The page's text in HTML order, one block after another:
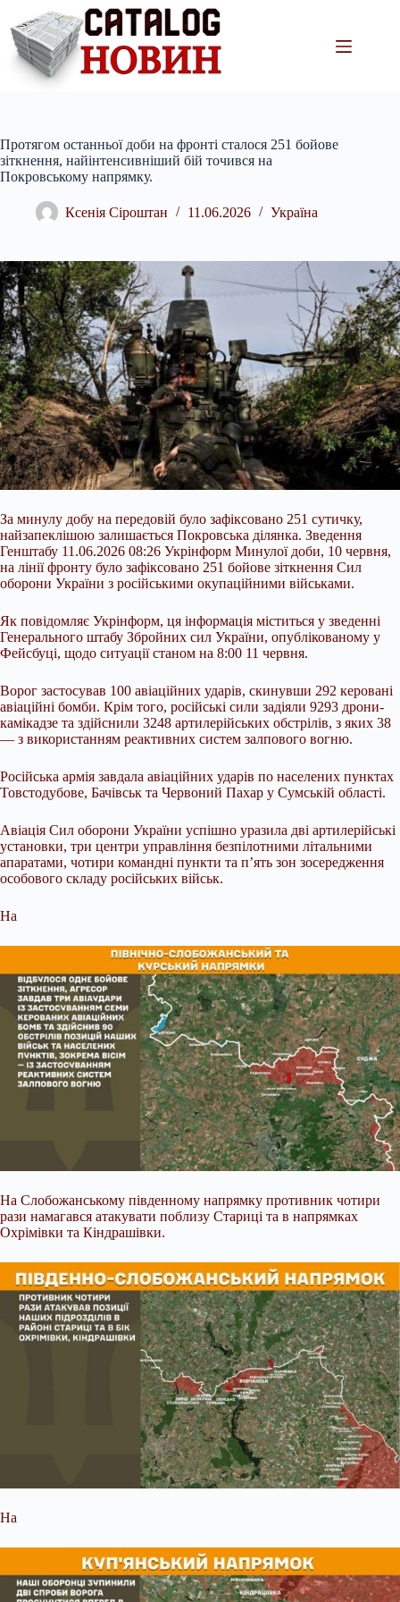
вмісту
Протягом останньої доби на фронті сталося 251 бойове
зіткнення, найінтенсивніший бій точився на
Покровському напрямку.
Ксенія Сіроштан 11.06.2026 Україна
За минулу добу на передовій було зафіксовано 251 сутичку,
найзапеклішою залишається Покровська ділянка. Зведення
Генштабу 11.06.2026 08:26 Укрінформ Минулої доби, 10 червня,
на лінії фронту було зафіксовано 251 бойове зіткнення Сил
оборони України з російськими окупаційними військами.
Як повідомляє Укрінформ, ця інформація міститься у зведенні
Генерального штабу Збройних сил України, опублікованому у
Фейсбуці, щодо ситуації станом на 8:00 11 червня.
Ворог застосував 100 авіаційних ударів, скинувши 292 керовані
авіаційні бомби. Крім того, російські сили задіяли 9293 дрони-
камікадзе та здійснили 3248 артилерійських обстрілів, з яких 38
— з використанням реактивних систем залпового вогню.
Російська армія завдала авіаційних ударів по населених пунктах
Товстодубове, Бачівськ та Червоний Пахар у Сумській області.
Авіація Сил оборони України успішно уразила дві артилерійські
установки, три центри управління безпілотними літальними
апаратами, чотири командні пункти та п’ять зон зосередження
особового складу російських військ.
На
На Слобожанському південному напрямку противник чотири
рази намагався атакувати поблизу Стариці та в напрямках
Охрімівки та Кіндрашівки.
На